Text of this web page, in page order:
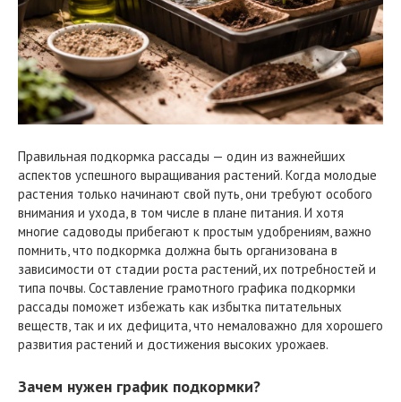
Правильная подкормка рассады — один из важнейших
аспектов успешного выращивания растений. Когда молодые
растения только начинают свой путь, они требуют особого
внимания и ухода, в том числе в плане питания. И хотя
многие садоводы прибегают к простым удобрениям, важно
помнить, что подкормка должна быть организована в
зависимости от стадии роста растений, их потребностей и
типа почвы. Составление грамотного графика подкормки
рассады поможет избежать как избытка питательных
веществ, так и их дефицита, что немаловажно для хорошего
развития растений и достижения высоких урожаев.
Зачем нужен график подкормки?